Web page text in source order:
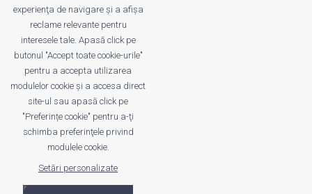
profitshare.ro
profitshare.bg
© 2026Conversion Marketing SRL
CUI: RO18350386
Reg.Com.: J2022005955239
experienţa de navigare şi a afişa
reclame relevante pentru
interesele tale. Apasă click pe
butonul "Accept toate cookie-urile"
pentru a accepta utilizarea
modulelor cookie şi a accesa direct
site-ul sau apasă click pe
"Preferințe cookie" pentru a-ţi
schimba preferinţele privind
modulele cookie.
Setări personalizate